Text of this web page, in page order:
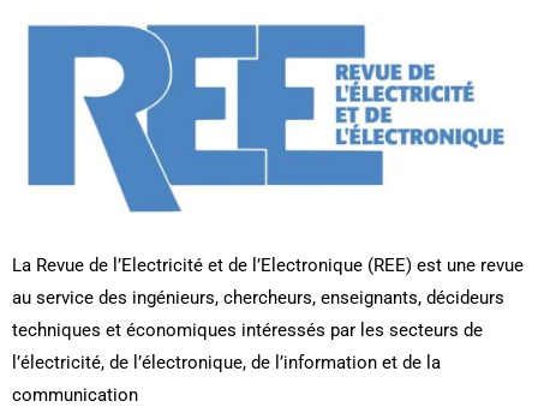
La Revue de l’Electricité et de l’Electronique (REE) est une revue
au service des ingénieurs, chercheurs, enseignants, décideurs
techniques et économiques intéressés par les secteurs de
l’électricité, de l’électronique, de l’information et de la
communication